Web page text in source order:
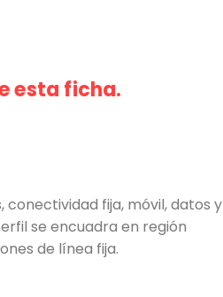
esta ficha.
conectividad fija, móvil, datos y
se encuadra en región
de línea fija.